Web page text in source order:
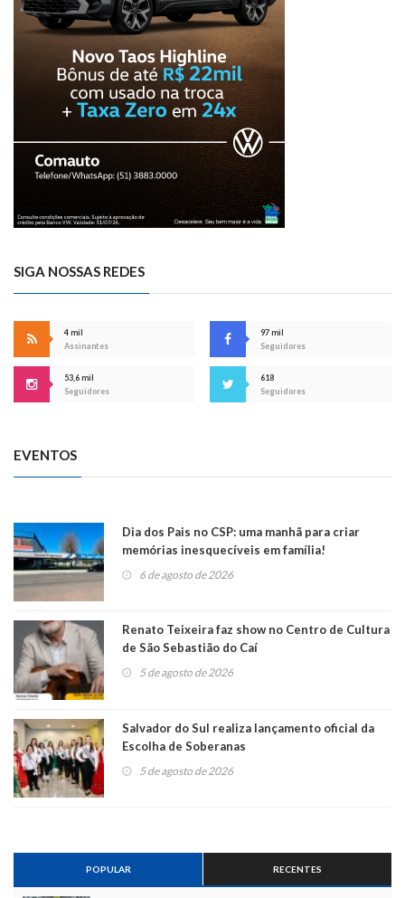
SIGA NOSSAS REDES
4 mil
Assinantes
97 mil
Seguidores
53,6 mil
Seguidores
618
Seguidores
EVENTOS
Dia dos Pais no CSP: uma manhã para criar
memórias inesquecíveis em família!
6 de agosto de 2026
Renato Teixeira faz show no Centro de Cultura
de São Sebastião do Caí
5 de agosto de 2026
Salvador do Sul realiza lançamento oficial da
Escolha de Soberanas
5 de agosto de 2026
POPULAR RECENTES